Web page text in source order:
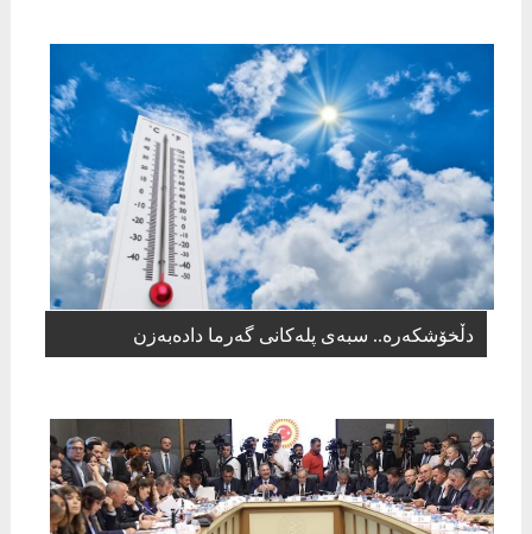
دڵخۆشکەرە.. سبەی پلەکانی گەرما دادەبەزن